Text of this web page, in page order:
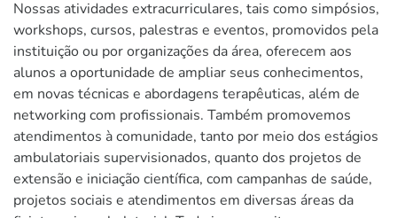
Nossas atividades extracurriculares, tais como simpósios,
workshops, cursos, palestras e eventos, promovidos pela
instituição ou por organizações da área, oferecem aos
alunos a oportunidade de ampliar seus conhecimentos,
em novas técnicas e abordagens terapêuticas, além de
networking com profissionais. Também promovemos
atendimentos à comunidade, tanto por meio dos estágios
ambulatoriais supervisionados, quanto dos projetos de
extensão e iniciação científica, com campanhas de saúde,
projetos sociais e atendimentos em diversas áreas da